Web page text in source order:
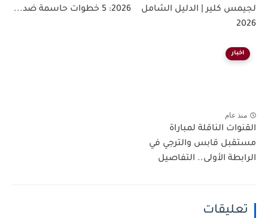
لجيمس كلير | الدليل الشامل
2026
2026: 5 خطوات حاسمة ضد...
اخبار
منذ عام
القنوات الناقلة لمباراة
مستقبل قابس والترجي في
الرابطة الأولى.. التفاصيل
تعليقات